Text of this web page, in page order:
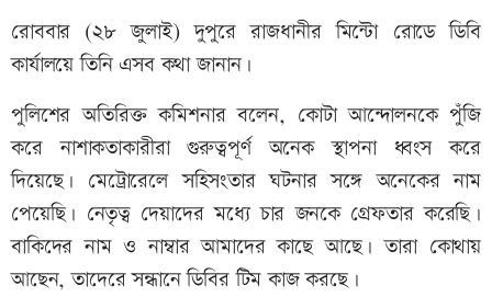
রোববার (২৮ জুলাই) দুপুরে রাজধানীর মিন্টো রোডে ডিবি
কার্যালয়ে তিনি এসব কথা জানান।
পুলিশের অতিরিক্ত কমিশনার বলেন, কোটা আন্দোলনকে পুঁজি
করে নাশাকতাকারীরা গুরুত্বপূর্ণ অনেক স্থাপনা ধ্বংস করে
দিয়েছে। মেট্রোরেলে সহিসংতার ঘটনার সঙ্গে অনেকের নাম
পেয়েছি। নেতৃত্ব দেয়াদের মধ্যে চার জনকে গ্রেফতার করেছি।
বাকিদের নাম ও নাম্বার আমাদের কাছে আছে। তারা কোথায়
আছেন, তাদেরে সন্ধানে ডিবির টিম কাজ করছে।